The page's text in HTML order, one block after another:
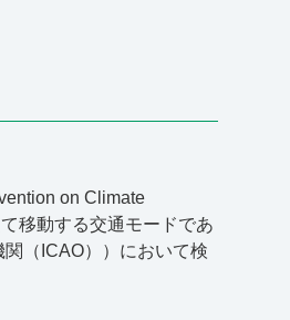
on Climate
移動する交通モードであ
（ICAO））において検